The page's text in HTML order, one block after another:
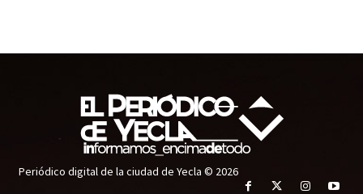
Periódico digital de la ciudad de Yecla © 2026